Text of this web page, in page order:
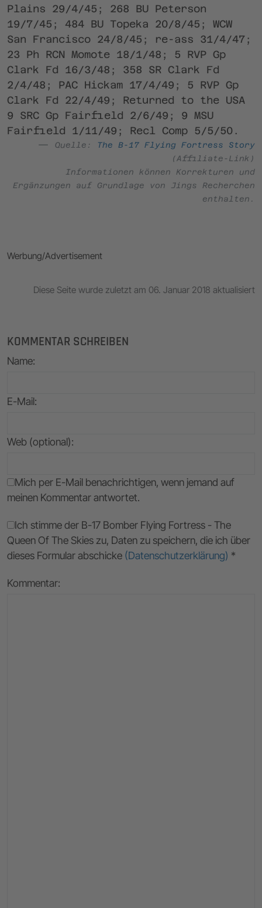
Plains 29/4/45; 268 BU Peterson
19/7/45; 484 BU Topeka 20/8/45; WCW
San Francisco 24/8/45; re-ass 31/4/47;
23 Ph RCN Momote 18/1/48; 5 RVP Gp
Clark Fd 16/3/48; 358 SR Clark Fd
2/4/48; PAC Hickam 17/4/49; 5 RVP Gp
Clark Fd 22/4/49; Returned to the USA
9 SRC Gp Fairfield 2/6/49; 9 MSU
Fairfield 1/11/49; Recl Comp 5/5/50.
Quelle:
The B-17 Flying Fortress Story
(Affiliate-Link)
Informationen können Korrekturen und
Ergänzungen auf Grundlage von Jings Recherchen
enthalten.
Werbung/Advertisement
Diese Seite wurde zuletzt am 06. Januar 2018 aktualisiert
KOMMENTAR SCHREIBEN
Name:
E-Mail:
Web (optional):
Mich per E-Mail benachrichtigen, wenn jemand auf
meinen Kommentar antwortet.
Ich stimme der B-17 Bomber Flying Fortress - The
Queen Of The Skies zu, Daten zu speichern, die ich über
dieses Formular abschicke (Datenschutzerklärung) *
Kommentar: